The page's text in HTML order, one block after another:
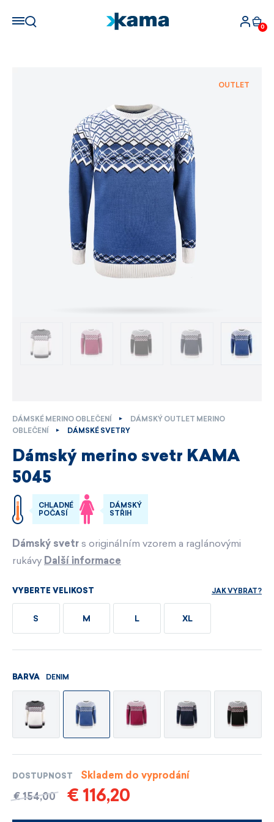
0
DÁMSKÉ MERINO OBLEČENÍ
DÁMSKÝ OUTLET MERINO
OBLEČENÍ
DÁMSKÉ SVETRY
Dámský merino svetr KAMA
5045
CHLADNÉ
POČASÍ
DÁMSKÝ
STŘIH
Dámský svetr s originálním vzorem a raglánovými
rukávy Další informace
VYBERTE VELIKOST JAK VYBRAT?
S M L XL
BARVA DENIM
DOSTUPNOST
Skladem do vyprodání
€ 154,00
€ 116,20
OUTLET